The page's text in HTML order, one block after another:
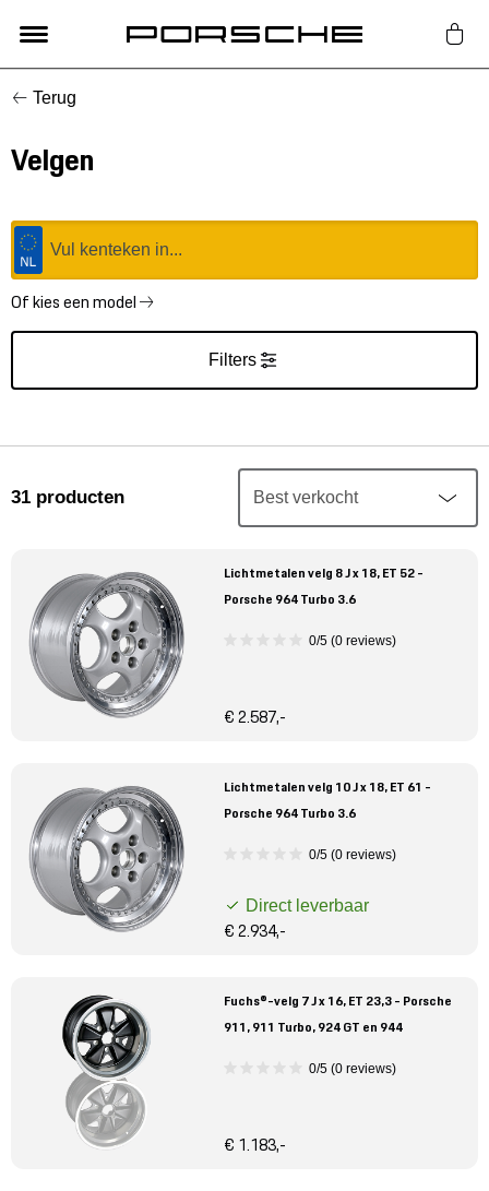
Lifestyle
Auto Accessoires
Classic
Nieuw
Mijn account
Meer Porsche
Porsche informatie
Terug
Velgen
Of kies een model
Filters
31 producten
Lichtmetalen velg 8 J x 18, ET 52 -
Porsche 964 Turbo 3.6
0/5 (0 reviews)
€ 2.587,-
Lichtmetalen velg 10 J x 18, ET 61 -
Porsche 964 Turbo 3.6
0/5 (0 reviews)
Direct leverbaar
€ 2.934,-
Fuchs®-velg 7 J x 16, ET 23,3 - Porsche
911, 911 Turbo, 924 GT en 944
0/5 (0 reviews)
€ 1.183,-